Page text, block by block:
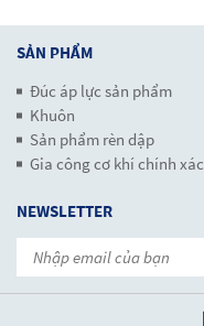
SẢN PHẨM
Đúc áp lực sản phẩm
Khuôn
Sản phẩm rèn dập
Gia công cơ khí chính xác
NEWSLETTER